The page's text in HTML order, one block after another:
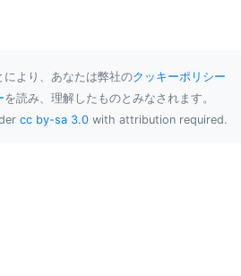
より、あなたは弊社のクッキーポリシー
を読み、理解したものとみなされます。
cc by-sa 3.0 with attribution required.